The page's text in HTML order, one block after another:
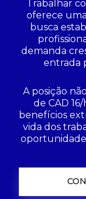
Trabalhar
oferece
busca
demanda
entrada
A posição
de CAD
benefícios
vida dos